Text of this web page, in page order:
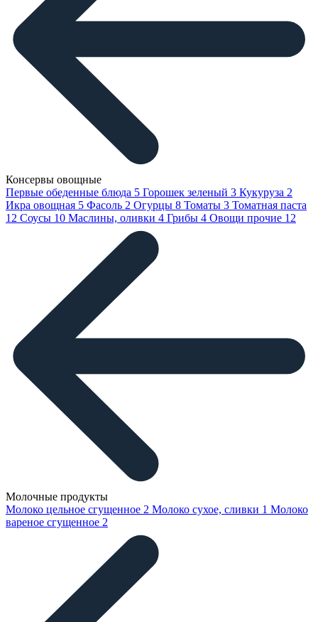
Консервы овощные
Первые обеденные блюда 5 Горошек зеленый 3 Кукуруза 2
Икра овощная 5 Фасоль 2 Огурцы 8 Томаты 3 Томатная паста
12 Соусы 10 Маслины, оливки 4 Грибы 4 Овощи прочие 12
Молочные продукты
Молоко цельное сгущенное 2 Молоко сухое, сливки 1 Молоко
вареное сгущенное 2